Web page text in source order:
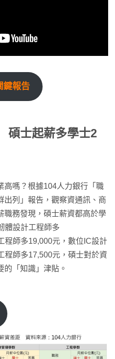
鍵報告
士起薪多學士2
高嗎？根據104人力銀行「職
出列」報告，觀察資通訊、商
職務發現，碩士薪資都高於學
體設計工程師多
程師多19,000元，數位IC設計
程師多17,500元，碩士對於資
的「知識」津貼。